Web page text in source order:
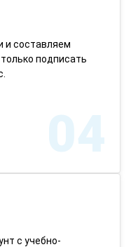
и составляем
подписать
04
с учебно-